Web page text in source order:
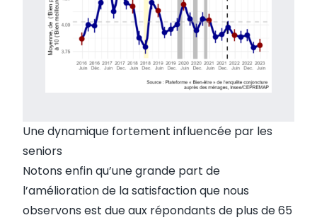
Une dynamique fortement influencée par les
seniors
Notons enfin qu’une grande part de
l’amélioration de la satisfaction que nous
observons est due aux répondants de plus de 65